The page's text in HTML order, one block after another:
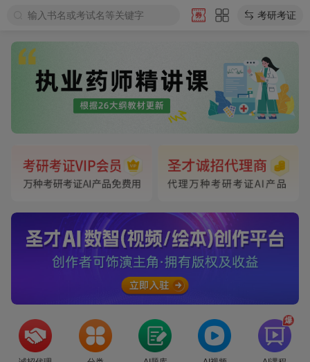
输入书名或考试名等关键字 考研考证
爆